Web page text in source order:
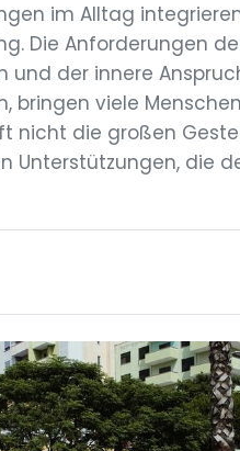
im Alltag
Die Anforderungen
der innere
bringen viele
nicht die großen
Unterstützungen, die